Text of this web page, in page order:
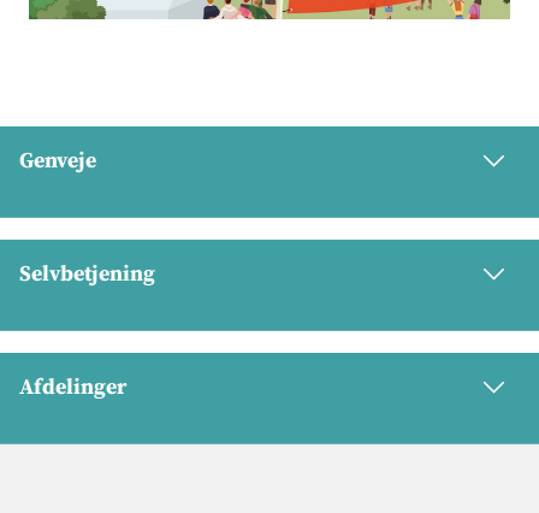
Genveje
Selvbetjening
Afdelinger